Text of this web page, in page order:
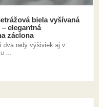
biela vyšívaná
– elegantná
záclona
dva rady výšiviek aj v
...